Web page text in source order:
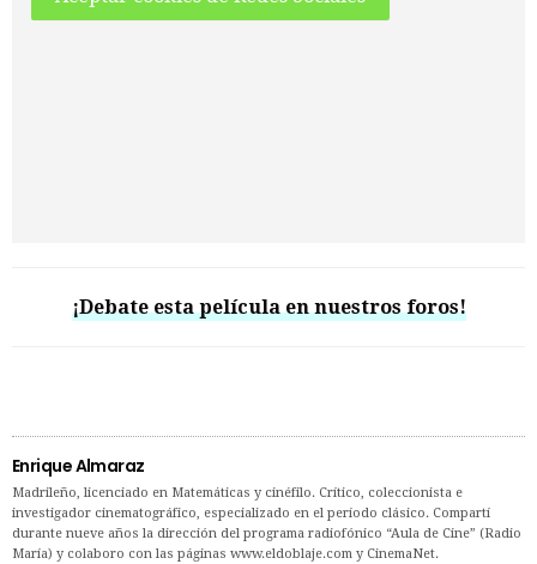
¡Debate esta película en nuestros foros!
Enrique Almaraz
Madrileño, licenciado en Matemáticas y cinéfilo. Crítico, coleccionista e
investigador cinematográfico, especializado en el período clásico. Compartí
durante nueve años la dirección del programa radiofónico “Aula de Cine” (Radio
María) y colaboro con las páginas www.eldoblaje.com y CinemaNet.